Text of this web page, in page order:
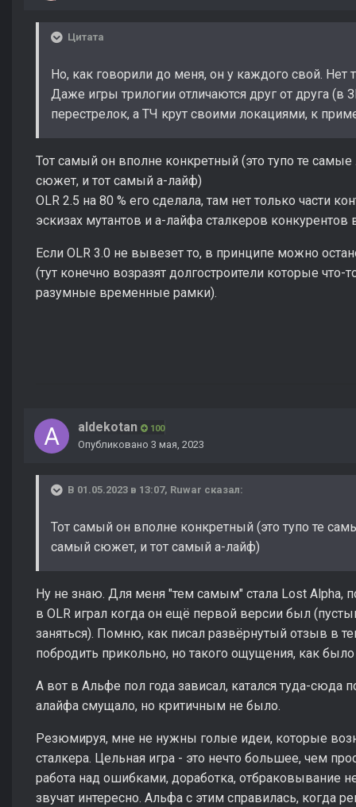
Цитата
Но, как говорили до меня, он у каждого свой. Нет
Даже игры трилогии отличаются друг от друга
перестрелок, а ТЧ крут своими локациями, к
Тот самый он вполне конкретный (это тупо те
сюжет, и тот самый а-лайф)
OLR 2.5 на 80 % его сделала, там нет только части
эскизах мутантов и а-лайфа сталкеров конкурентов
Если OLR 3.0 не вывезет то, в принципе можно
(тут конечно возразят долгостроители которые что-
разумные временные рамки).
aldekotan 100
Опубликовано 3 мая, 2023
В 01.05.2023 в 13:07, Ruwar сказал:
Тот самый он вполне конкретный (это тупо те
самый сюжет, и тот самый а-лайф)
Ну не знаю. Для меня "тем самым" стала Lost Alpha,
в OLR играл когда он ещё первой версии был
заняться). Помню, как писал развёрнутый отзыв в
побродить прикольно, но такого ощущения, как
А вот в Альфе пол года зависал, катался туда-сюда
алайфа смущало, но критичным не было.
Резюмируя, мне не нужны голые идеи, которые
сталкера. Цельная игра - это нечто большее, чем
работа над ошибками, доработка, отбраковывание
звучат интересно. Альфа с этим справилась, когда